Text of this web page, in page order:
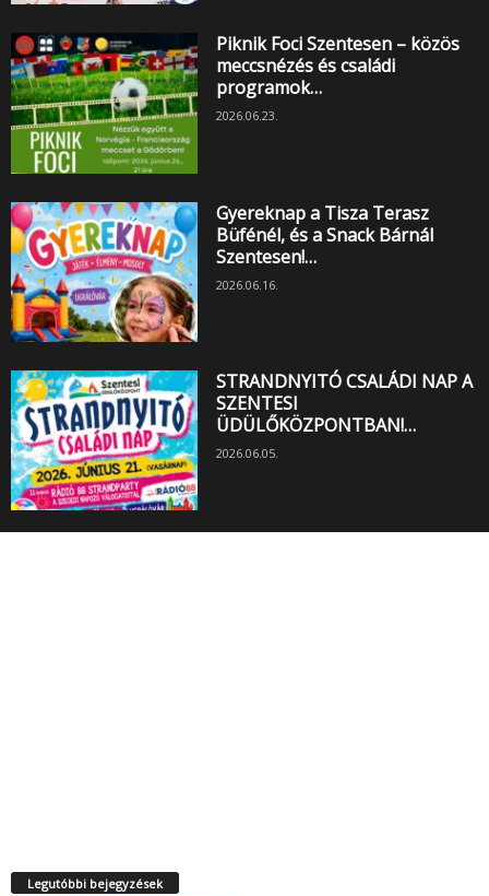
Piknik Foci Szentesen – közös
meccsnézés és családi
programok…
2026.06.23.
Gyereknap a Tisza Terasz
Büfénél, és a Snack Bárnál
Szentesen!…
2026.06.16.
STRANDNYITÓ CSALÁDI NAP A
SZENTESI
ÜDÜLŐKÖZPONTBAN!…
2026.06.05.
Legutóbbi bejegyzések